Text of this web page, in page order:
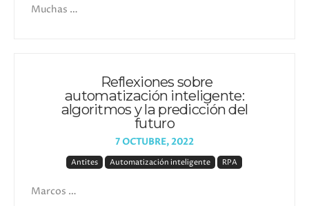
Muchas …
Reflexiones sobre
automatización inteligente:
algoritmos y la predicción del
futuro
7 OCTUBRE, 2022
Antites Automatización inteligente RPA
Marcos …